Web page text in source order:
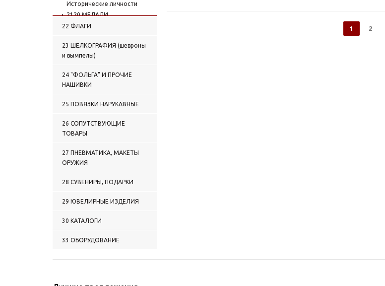
Исторические личности
2120 МЕДАЛИ
Организации, службы,
ведомства
2121 МЕДАЛИ Космос
2122 МЕДАЛИ Транспорт
рыбалка
2124 МЕДАЛИ Прочие
2125 МЕДАЛИ СНГ
22 ФЛАГИ
23 ШЕЛКОГРАФИЯ (шевроны
и вымпелы)
24 "ФОЛЬГА" И ПРОЧИЕ
НАШИВКИ
25 ПОВЯЗКИ НАРУКАВНЫЕ
26 СОПУТСТВУЮЩИЕ
ТОВАРЫ
27 ПНЕВМАТИКА, МАКЕТЫ
ОРУЖИЯ
28 СУВЕНИРЫ, ПОДАРКИ
29 ЮВЕЛИРНЫЕ ИЗДЕЛИЯ
30 КАТАЛОГИ
33 ОБОРУДОВАНИЕ
1 2